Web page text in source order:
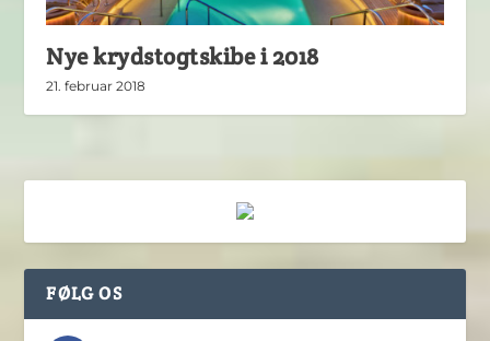
Nye krydstogtskibe i 2018
21. februar 2018
FØLG OS